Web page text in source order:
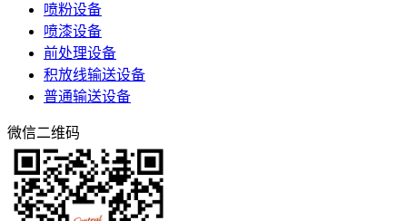
喷粉设备
喷漆设备
前处理设备
积放线输送设备
普通输送设备
微信二维码